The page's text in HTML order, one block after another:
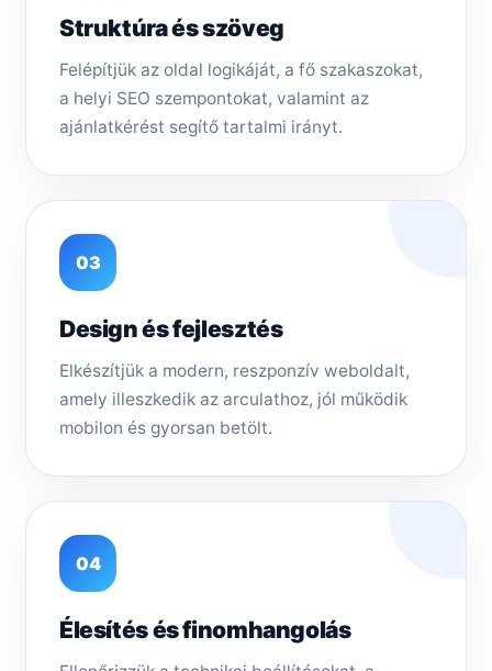
Struktúra és szöveg
Felépítjük az oldal logikáját, a fő szakaszokat,
a helyi SEO szempontokat, valamint az
ajánlatkérést segítő tartalmi irányt.
03
Design és fejlesztés
Elkészítjük a modern, reszponzív weboldalt,
amely illeszkedik az arculathoz, jól működik
mobilon és gyorsan betölt.
04
Élesítés és finomhangolás